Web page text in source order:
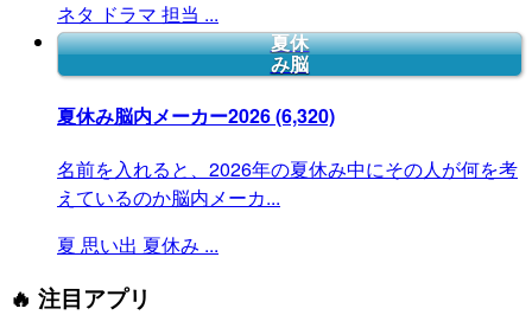
ネタ ドラマ 担当 ...
夏休
み脳
夏休み脳内メーカー2026(6,320)
名前を入れると、2026年の夏休み中にその人が何を考
えているのか脳内メーカ...
夏 思い出 夏休み ...
🔥 注目アプリ